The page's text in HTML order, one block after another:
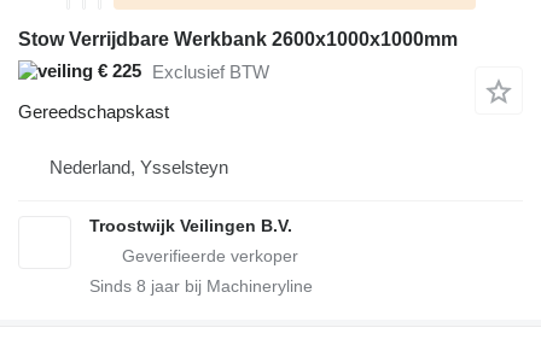
Stow Verrijdbare Werkbank 2600x1000x1000mm
€ 225 Exclusief BTW
Gereedschapskast
Nederland, Ysselsteyn
Troostwijk Veilingen B.V.
Sinds 8 jaar bij Machineryline